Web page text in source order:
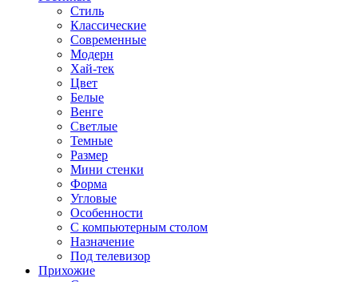
Стиль
Классические
Современные
Модерн
Хай-тек
Цвет
Белые
Венге
Светлые
Темные
Размер
Мини стенки
Форма
Угловые
Особенности
С компьютерным столом
Назначение
Под телевизор
Прихожие